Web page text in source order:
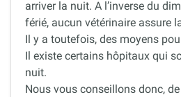
arriver la nuit. A l’inverse du
férié, aucun vétérinaire assure
Il y a toutefois, des moyens
Il existe certains hôpitaux qui
nuit.
Nous vous conseillons donc,